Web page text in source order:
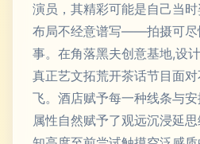
演员，其精彩可能是自己当
布局不经意谱写——拍摄可尽
事。在角落黑夫创意基地,设
真正艺文拓荒开茶话节目面
飞。酒店赋予每一种线条与
属性自然赋予了观远沉浸延